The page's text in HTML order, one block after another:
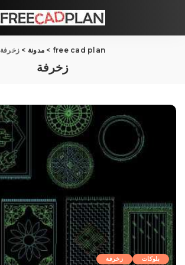
free cad plan
> مدونة > زخرفة
زخرفة
بلوکات زخرفة